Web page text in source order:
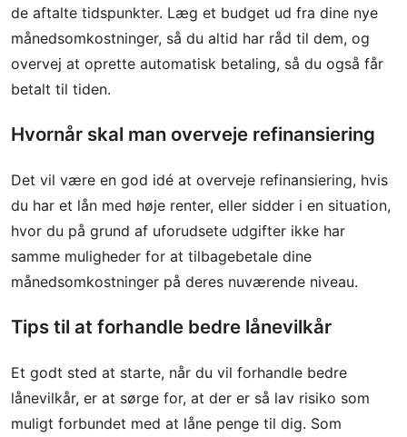
de aftalte tidspunkter. Læg et budget ud fra dine nye
månedsomkostninger, så du altid har råd til dem, og
overvej at oprette automatisk betaling, så du også får
betalt til tiden.
Hvornår skal man overveje refinansiering
Det vil være en god idé at overveje refinansiering, hvis
du har et lån med høje renter, eller sidder i en situation,
hvor du på grund af uforudsete udgifter ikke har
samme muligheder for at tilbagebetale dine
månedsomkostninger på deres nuværende niveau.
Tips til at forhandle bedre lånevilkår
Et godt sted at starte, når du vil forhandle bedre
lånevilkår, er at sørge for, at der er så lav risiko som
muligt forbundet med at låne penge til dig. Som